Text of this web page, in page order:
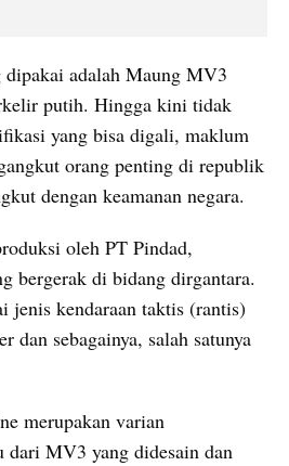
adalah Maung MV3
putih. Hingga kini tidak
yang bisa digali, maklum
orang penting di republik
dengan keamanan negara.
oleh PT Pindad,
bergerak di bidang dirgantara.
jenis kendaraan taktis (rantis)
dan sebagainya, salah satunya
merupakan varian
dari MV3 yang didesain dan